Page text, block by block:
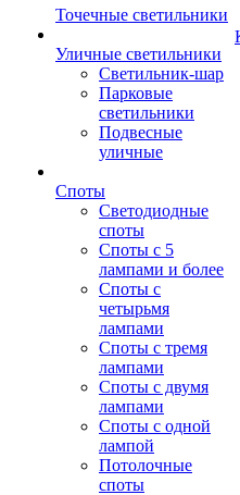
Точечные светильники
Уличные светильники
Светильник-шар
Парковые
светильники
Подвесные
уличные
Споты
Светодиодные
споты
Споты с 5
лампами и более
Споты с
четырьмя
лампами
Споты с тремя
лампами
Споты с двумя
лампами
Споты с одной
лампой
Потолочные
споты